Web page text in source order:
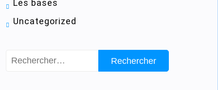
Les bases
Uncategorized